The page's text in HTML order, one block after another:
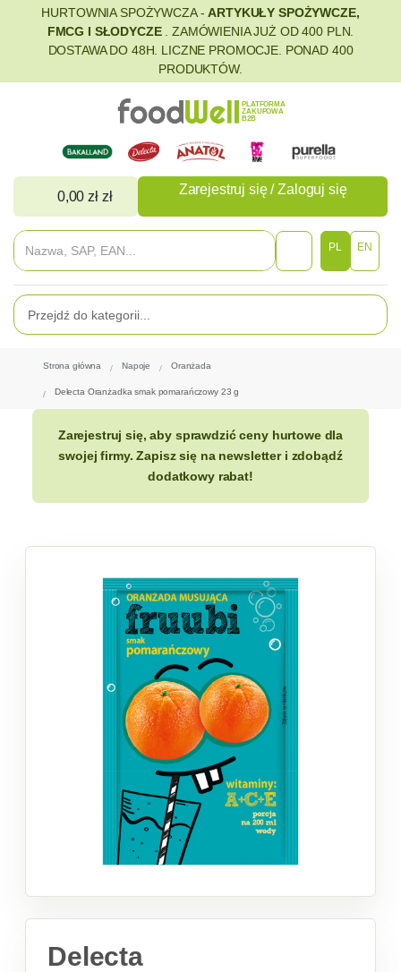
HURTOWNIA SPOŻYWCZA -ARTYKUŁY SPOŻYWCZE,
FMCG I SŁODYCZE
. ZAMÓWIENIA JUŻ OD 400 PLN.
DOSTAWA DO 48H. LICZNE PROMOCJE. PONAD 400
PRODUKTÓW.
PLATFORMA
ZAKUPOWA
B2B
0,00 zł zł Zarejestruj się / Zaloguj się
PL EN
Strona główna Napoje Oranżada
Delecta Oranżadka smak pomarańczowy 23 g
Zarejestruj się, aby sprawdzić ceny hurtowe dla
swojej firmy. Zapisz się na newsletter i zdobądź
dodatkowy rabat!
Delecta